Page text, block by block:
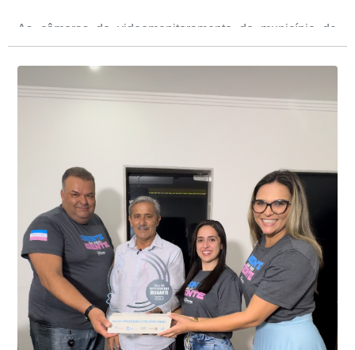
As câmeras de videomonitoramento do município de
Presidente Kennedy identificaram neste fim de semana,
01 de junho, uma motocicleta com indícios de
adulteração, imediatamente, a central de
videomonitoramento acionou a Guarda Civil Municipal,
Durante a abordagem a adulteração foi comprovada,
através da conferência do Chassi, a motocicleta, bem
conta do sistema de videomonitoramento instalado
recentemente em todo o município de Presidente
Kennedy, o sistema é integrado com outros municípios
do país, sendo possível a identificação de veículos por
meio do cruzamento de informações, nesse caso
específico, com dados de uma cidade do Estado do Rio
de Janeiro.
“Mais de 100 câmeras foram instaladas na sede e no
interior de Presidente Kennedy, garantindo mais
segurança à população, seja nas ruas, no comércio, os
produtores agropecuários. Estamos no rumo certo,
parabéns a todos os servidores que contribuem para a
segurança da nossa cidade”, destaca o prefeito Dorlei
Fontão.